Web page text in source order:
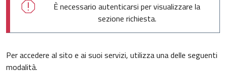
È necessario autenticarsi per visualizzare la
sezione richiesta.
Per accedere al sito e ai suoi servizi, utilizza una delle seguenti
modalità.